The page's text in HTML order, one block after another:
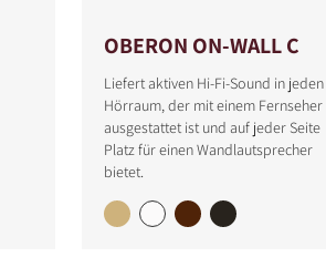
OBERON ON-WALL C
Liefert aktiven Hi-Fi-Sound in jeden
Hörraum, der mit einem Fernseher
ausgestattet ist und auf jeder Seite
Platz für einen Wandlautsprecher
bietet.